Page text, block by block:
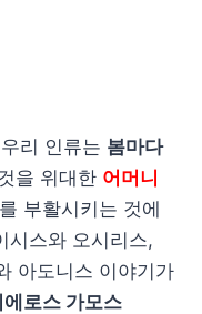
리 인류는 봄마다
을 위대한 어머니
부활시키는 것에
시스와 오시리스,
아도니스 이야기가
에로스 가모스